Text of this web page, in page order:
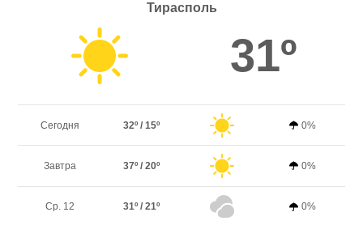
Тирасполь
31º
Сегодня 32º / 15º 0%
Завтра 37º / 20º 0%
Ср. 12 31º / 21º 0%